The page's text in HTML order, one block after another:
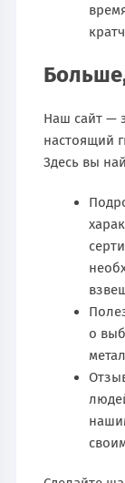
Наш сайт —
настоящий
Здесь вы
о